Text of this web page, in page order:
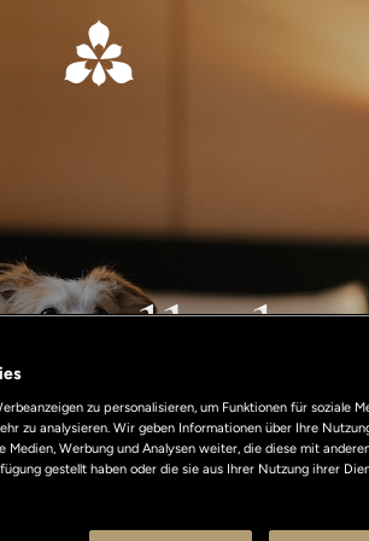
Collection Hotels in
zu personalisieren, um Funktionen für soziale
zu analysieren. Wir geben Informationen über Ihre
Medien, Werbung und Analysen weiter, die diese mit
gestellt haben oder die sie aus Ihrer Nutzung ihrer